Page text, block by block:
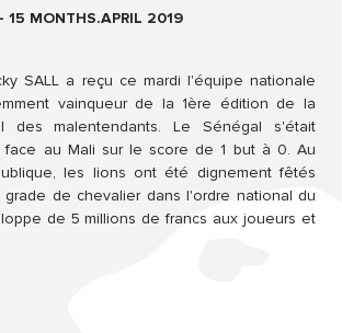
- 15 MONTHS.APRIL 2019
SALL a reçu ce mardi l'équipe nationale
vainqueur de la 1ère édition de la
des malentendants. Le Sénégal s'était
au Mali sur le score de 1 but à 0. Au
les lions ont été dignement fêtés
de chevalier dans l'ordre national du
de 5 millions de francs aux joueurs et